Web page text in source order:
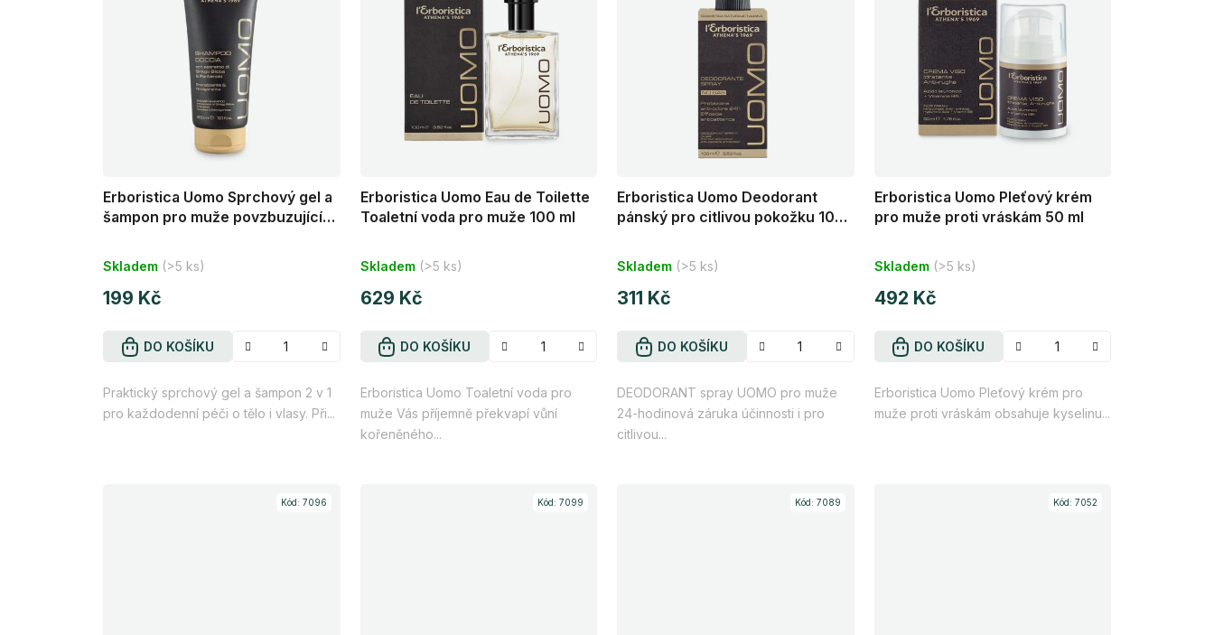
Erboristica Uomo Sprchový gel a
šampon pro muže povzbuzující
hodnocení
produktu
4,4
5
hvězdiček.
Skladem (>5 ks)
199 Kč
DO KOŠÍKU
Praktický sprchový gel a šampon 2 v 1
pro každodenní péči o tělo i vlasy. Při...
Erboristica Uomo Eau de Toilette
Toaletní voda pro muže 100 ml
hodnocení
produktu
4,0
5
hvězdiček.
Skladem (>5 ks)
629 Kč
DO KOŠÍKU
Erboristica Uomo Toaletní voda pro
muže Vás příjemně překvapí vůní
kořeněného...
Erboristica Uomo Deodorant
pánský pro citlivou pokožku 100
hodnocení
produktu
4,2
5
hvězdiček.
Skladem (>5 ks)
311 Kč
DO KOŠÍKU
DEODORANT spray UOMO pro muže
24-hodinová záruka účinnosti i pro
citlivou...
Erboristica Uomo Pleťový krém
pro muže proti vráskám 50 ml
hodnocení
produktu
4,2
5
hvězdiček.
Skladem (>5 ks)
492 Kč
DO KOŠÍKU
Erboristica Uomo Pleťový krém pro
muže proti vráskám obsahuje kyselinu...
Kód: 7096 Kód: 7099 Kód: 7089 Kód: 7052